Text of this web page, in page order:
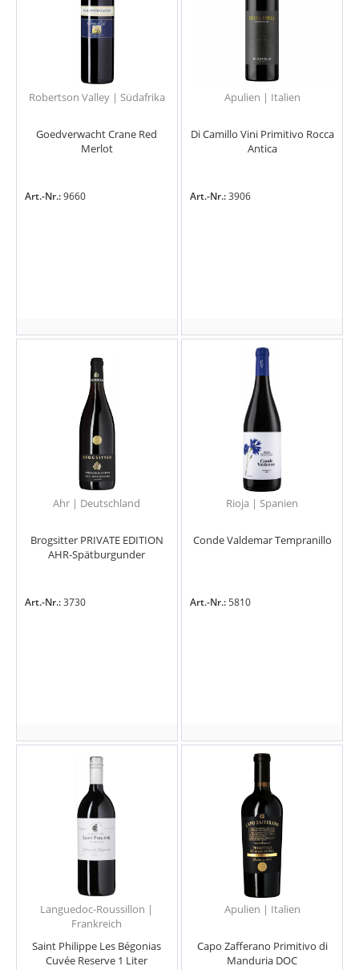
Robertson Valley | Südafrika
Goedverwacht Crane Red
Merlot
Art.-Nr.:9660
Apulien | Italien
Di Camillo Vini Primitivo Rocca
Antica
Art.-Nr.:3906
Ahr | Deutschland
Brogsitter PRIVATE EDITION
AHR-Spätburgunder
Art.-Nr.:3730
Rioja | Spanien
Conde Valdemar Tempranillo
Art.-Nr.:5810
Languedoc-Roussillon |
Frankreich
Saint Philippe Les Bégonias
Cuvée Reserve 1 Liter
Apulien | Italien
Capo Zafferano Primitivo di
Manduria DOC